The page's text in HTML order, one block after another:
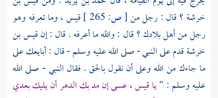
خرشة ؟ قال : رجل من[ص: قيس، وما تعرفه وهو
رجل من أهل بلادك ؟ قال : والله ما أعرفه . قال : إنقيس بن
خرشةقدم على النبي - صلى الله عليه وسلم - قال : أبايعك على
ما جاءك من الله وعلى أن نقول بالحق . فقال النبي - صلى الله
عليه وسلم : "ياقيس، عسى إن مد بك الدهر أن يليك بعدي